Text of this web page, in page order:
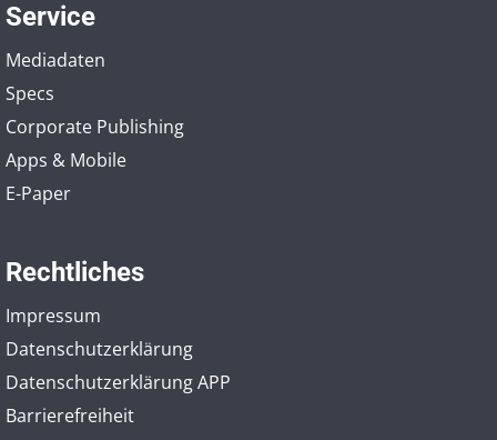
Service
Mediadaten
Specs
Corporate Publishing
Apps & Mobile
E-Paper
Rechtliches
Impressum
Datenschutzerklärung
Datenschutzerklärung APP
Barrierefreiheit